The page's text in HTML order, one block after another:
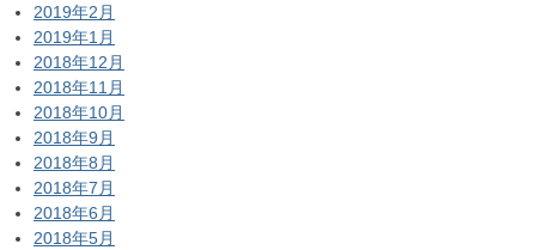
2019年2月
2019年1月
2018年12月
2018年11月
2018年10月
2018年9月
2018年8月
2018年7月
2018年6月
2018年5月